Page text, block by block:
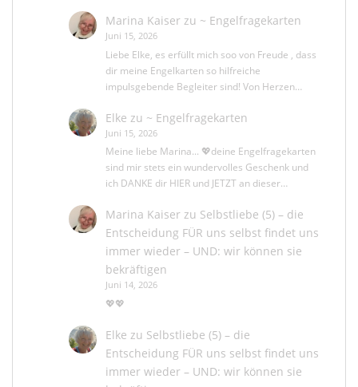
Marina Kaiserzu ~ Engelfragekarten
Juni 15, 2026
Liebe Elke, es erfüllt mich soo von Freude , dass
dir meine Engelkarten so hilfreiche
impulsgebende Begleiter sind! Von Herzen…
Elke zu ~ Engelfragekarten
Juni 15, 2026
Meine liebe Marina... 💖deine Engelfragekarten
sind mir stets ein wundervolles Geschenk und
ich DANKE dir HIER und JETZT an dieser…
Marina Kaiserzu Selbstliebe (5) – die
Entscheidung FÜR uns selbst findet uns
immer wieder – UND: wir können sie
bekräftigen
Juni 14, 2026
💖💖
Elke zu Selbstliebe (5) – die
Entscheidung FÜR uns selbst findet uns
immer wieder – UND: wir können sie